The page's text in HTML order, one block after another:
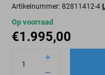
Artikelnummer: 82811412-4
Op voorraad
€1.995,00